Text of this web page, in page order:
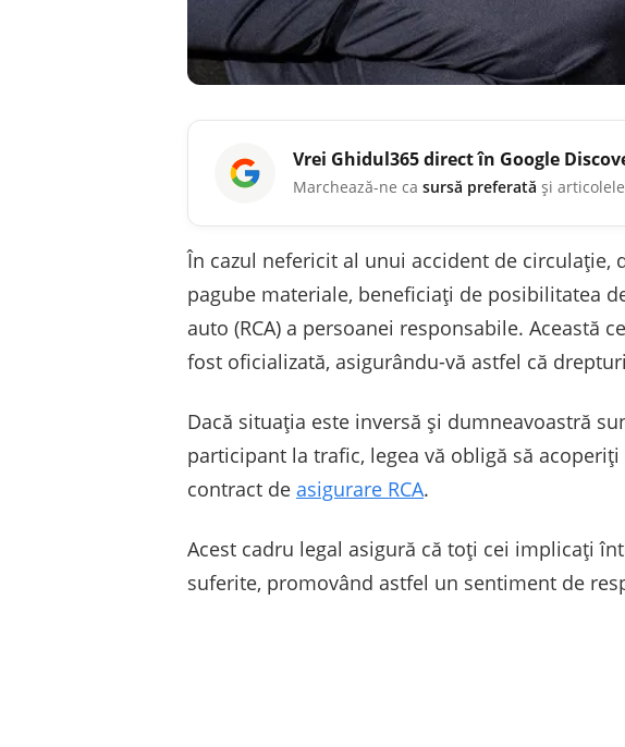
Vrei Ghidul365direct în Google
Marchează-ne ca sursă preferată și
În cazul nefericit al unui accident de circulație,
pagube materiale, beneficiați de posibilitatea
auto (RCA) a persoanei responsabile. Această
fost oficializată, asigurându-vă astfel că
Dacă situația este inversă și dumneavoastră
participant la trafic, legea vă obligă să
contract de asigurare RCA.
Acest cadru legal asigură că toți cei implicați
suferite, promovând astfel un sentiment de